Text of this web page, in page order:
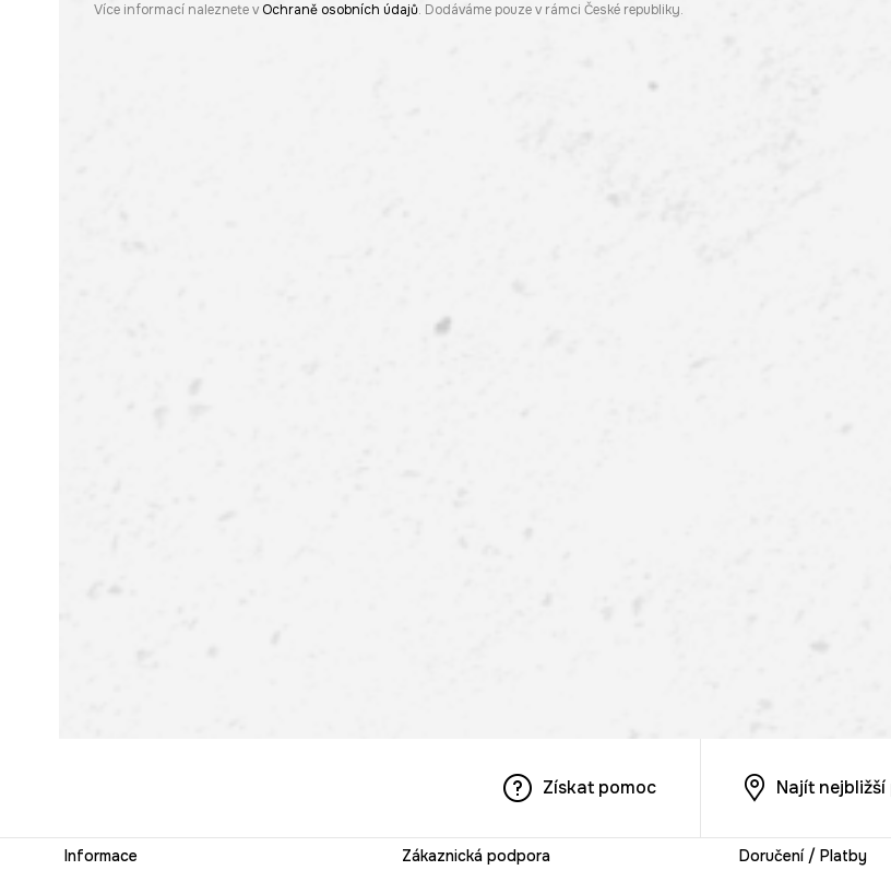
Více informací naleznete v Ochraně osobních údajů. Dodáváme pouze v rámci České republiky.
Získat pomoc Najít
Informace Zákaznická podpora Doručení / Platby